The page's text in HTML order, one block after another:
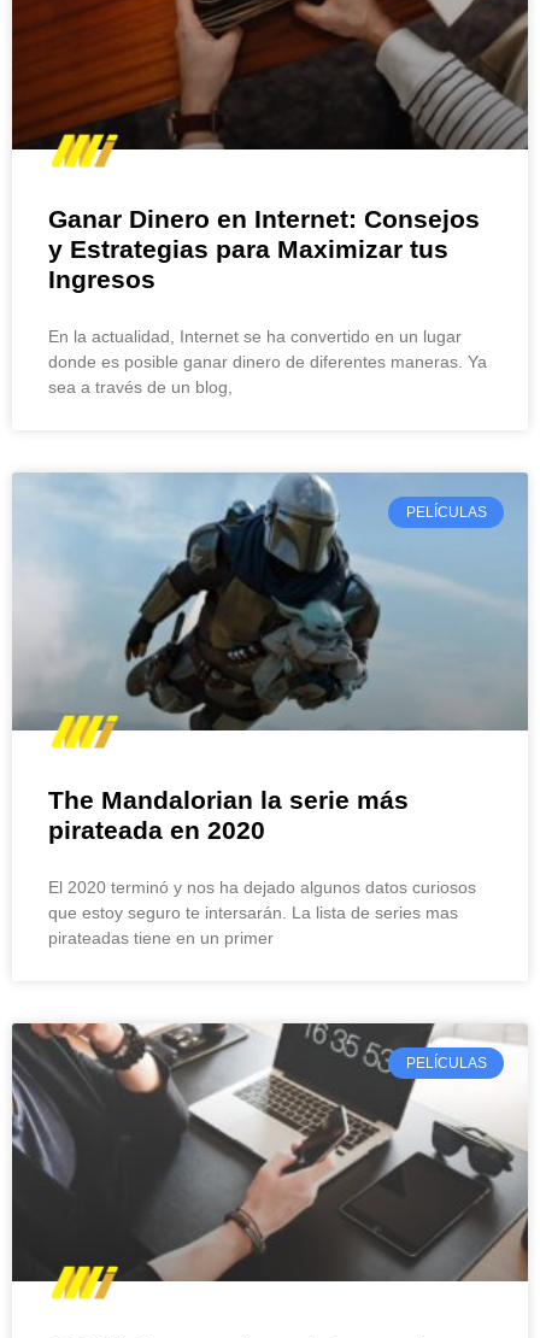
Ganar Dinero en Internet: Consejos
y Estrategias para Maximizar tus
Ingresos
En la actualidad, Internet se ha convertido en un lugar
donde es posible ganar dinero de diferentes maneras. Ya
sea a través de un blog,
PELÍCULAS
The Mandalorian la serie más
pirateada en 2020
El 2020 terminó y nos ha dejado algunos datos curiosos
que estoy seguro te intersarán. La lista de series mas
pirateadas tiene en un primer
PELÍCULAS